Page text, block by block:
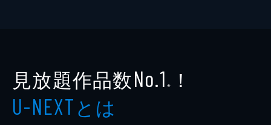
見放題作品数No.1 ※ ！
U-NEXTとは